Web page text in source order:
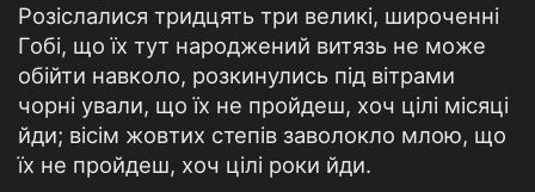
Розіслалися тридцять три великі, широченні
Гобі, що їх тут народжений витязь не може
обійти навколо, розкинулись під вітрами
чорні ували, що їх не пройдеш, хоч цілі місяці
йди; вісім жовтих степів заволокло млою, що
їх не пройдеш, хоч цілі роки йди.